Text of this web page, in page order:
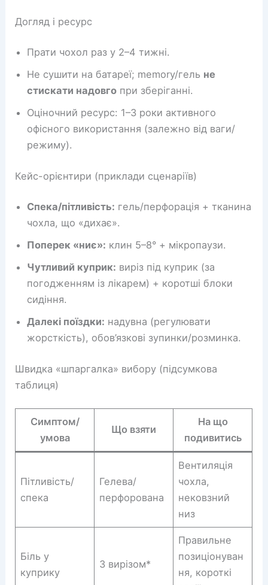
Догляд і ресурс
Прати чохол раз у 2–4 тижні.
Не сушити на батареї; memory/гель не
стискати надовго при зберіганні.
Оціночний ресурс: 1–3 роки активного
офісного використання (залежно від ваги/
режиму).
Кейс-орієнтири (приклади сценаріїв)
Спека/пітливість: гель/перфорація + тканина
чохла, що «дихає».
Поперек «ниє»: клин 5–8° + мікропаузи.
Чутливий куприк: виріз під куприк (за
погодженням із лікарем) + коротші блоки
сидіння.
Далекі поїздки: надувна (регулювати
жорсткість), обов’язкові зупинки/розминка.
Швидка «шпаргалка» вибору (підсумкова
таблиця)
Симптом/
умова
Що взяти
На що
подивитись
Пітливість/
спека
Гелева/
перфорована
Вентиляція
чохла,
нековзний
низ
Біль у
куприку
З вирізом*
Правильне
позиціонуван
ня, короткі